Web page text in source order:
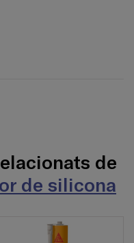
de
de silicona